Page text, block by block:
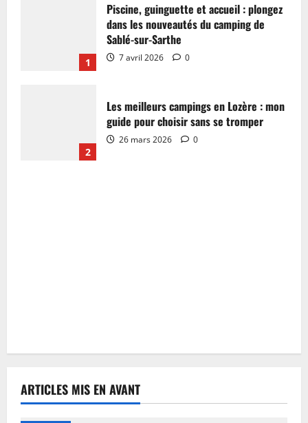
1
Piscine, guinguette et accueil : plongez
dans les nouveautés du camping de
Sablé-sur-Sarthe
7 avril 2026 0
2
Les meilleurs campings en Lozère : mon
guide pour choisir sans se tromper
26 mars 2026 0
ARTICLES MIS EN AVANT